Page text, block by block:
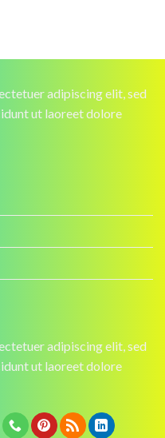
adipiscing elit, sed
ut laoreet dolore
adipiscing elit, sed
ut laoreet dolore